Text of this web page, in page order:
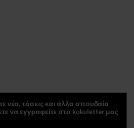
νέα, τάσεις και άλλα σπουδαία
να εγγραφείτε στο kokuletter μας